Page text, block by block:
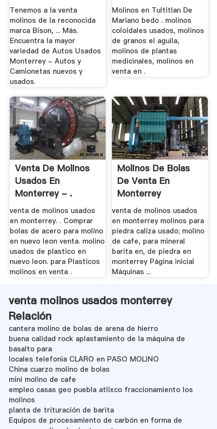
Tenemos a la venta
molinos de la reconocida
marca Bison, ... Más.
Encuentra la mayor
variedad de Autos Usados
Monterrey - Autos y
Camionetas nuevos y
usados.
Molinos en Tultitlan De
Mariano bedo . molinos
coloidales usados, molinos
de granos el aguila,
molinos de plantas
medicinales, molinos en
venta en .
Venta De Molinos
Usados En
Monterrey - .
venta de molinos usados
en monterrey. . Comprar
bolas de acero para molino
en nuevo leon venta. molino
usados de plastico en
nuevo leon. para Plasticos
molinos en venta .
Molinos De Bolas
De Venta En
Monterrey
venta de molinos usados
en monterrey molinos para
piedra caliza usado; molino
de cafe, para mineral
barita en, de piedra en
monterrey Página inicial
Máquinas ...
venta molinos usados monterrey
Relación
cantera molino de bolas de arena de hierro
buena calidad rock aplastamiento de la máquina de
basalto para
locales telefonia CLARO en PASO MOLINO
China cuarzo molino de bolas
mini molino de cafe
empleo casas geo puebla atlixco fraccionamiento los
molinos
planta de trituración de barita
Equipos de procesamiento de carbón en forma de